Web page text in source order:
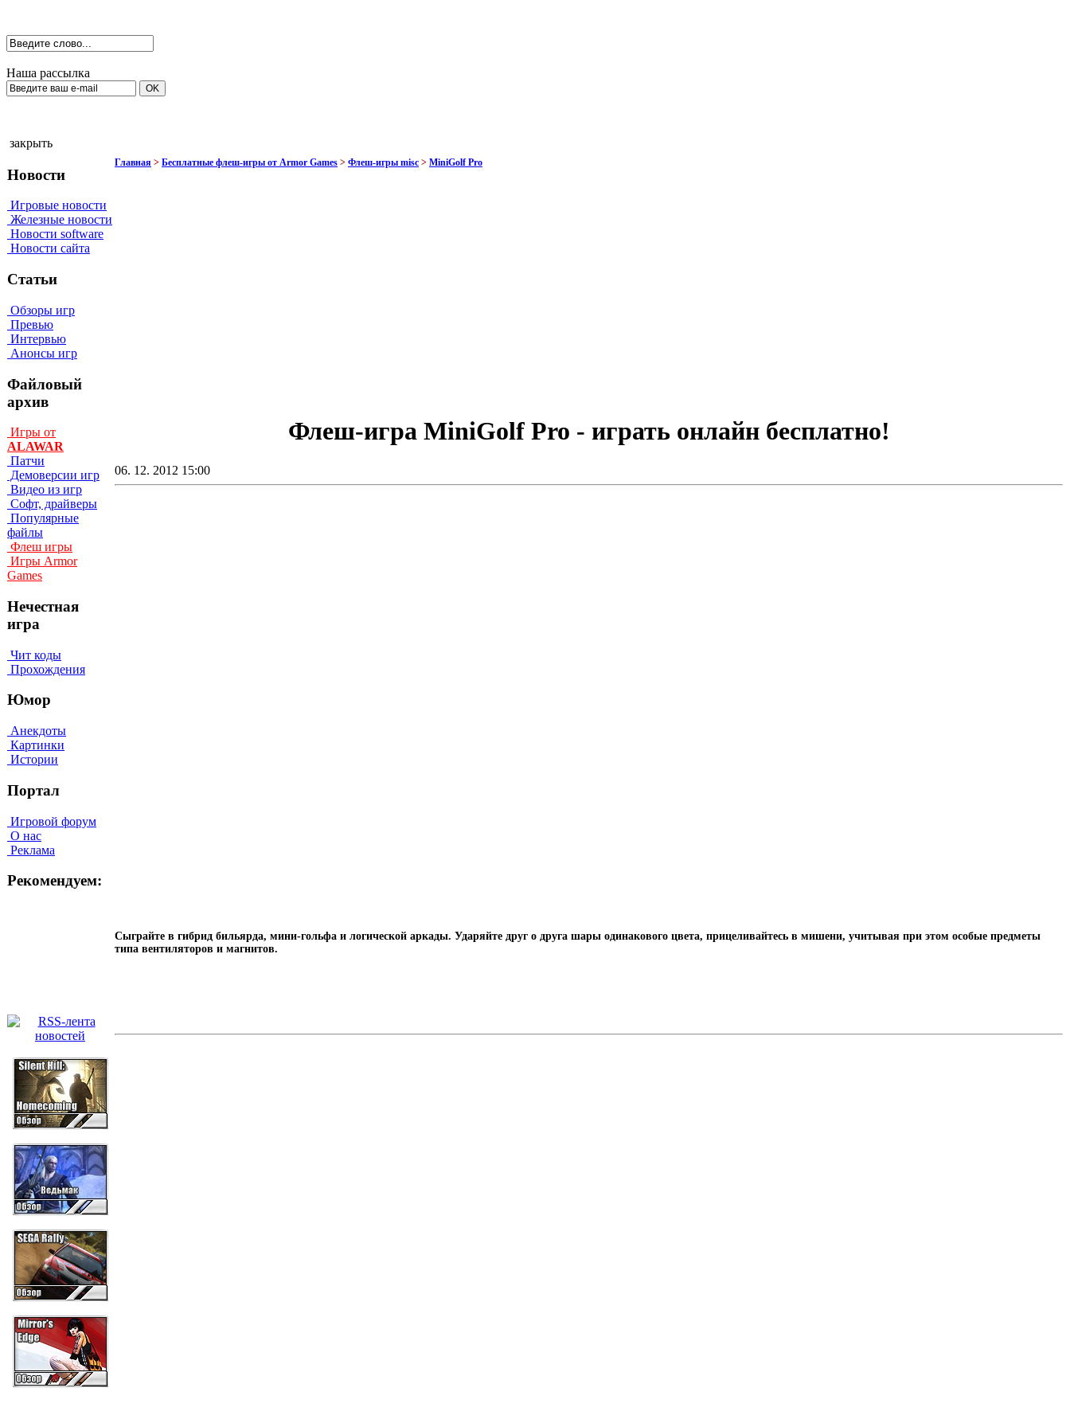
Наша рассылка
закрыть
Новости
Игровые новости
Железные новости
Новости software
Новости сайта
Статьи
Обзоры игр
Превью
Интервью
Анонсы игр
Файловый
архив
Игры от
ALAWAR
Патчи
Демоверсии игр
Видео из игр
Софт, драйверы
Популярные
файлы
Флеш игры
Игры Armor
Games
Нечестная
игра
Чит коды
Прохождения
Юмор
Анекдоты
Картинки
Истории
Портал
Игровой форум
О нас
Реклама
Рекомендуем:
Главная > Бесплатные флеш-игры от Armor Games > Флеш-игры misc > MiniGolf Pro
Флеш-игра MiniGolf Pro - играть онлайн бесплатно!
06. 12. 2012 15:00
Сыграйте в гибрид бильярда, мини-гольфа и логической аркады. Ударяйте друг о друга шары одинакового цвета, прицеливайтесь в мишени, учитывая при этом особые предметы
типа вентиляторов и магнитов.